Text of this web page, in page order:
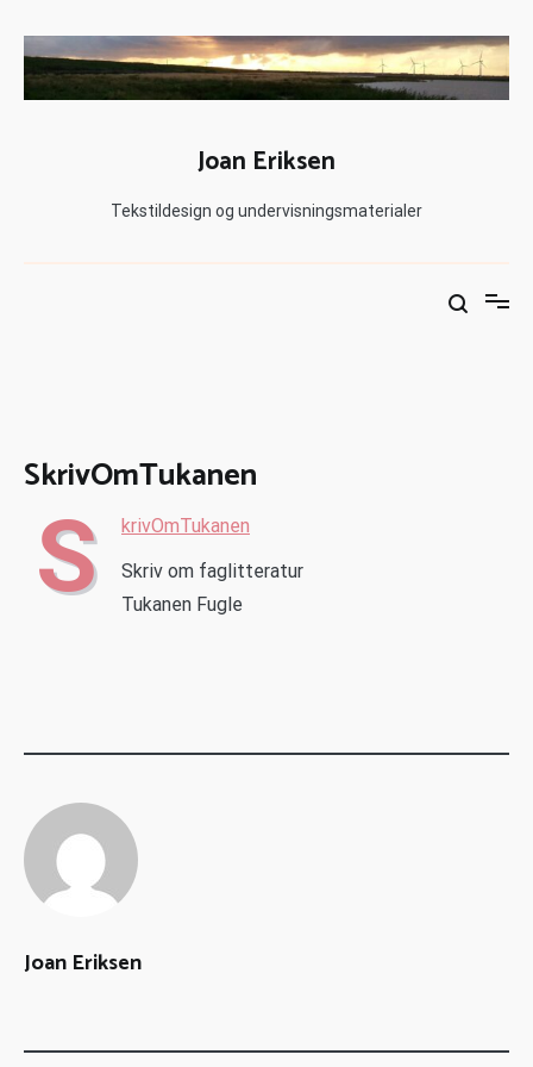
Joan Eriksen
Tekstildesign og undervisningsmaterialer
SkrivOmTukanen
S
krivOmTukanen
Skriv om faglitteratur
Tukanen Fugle
Joan Eriksen